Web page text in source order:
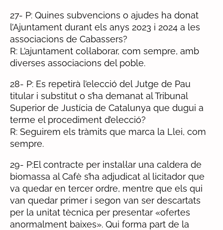
27- P: Quines subvencions o ajudes ha donat
l’Ajuntament durant els anys 2023 i 2024 a les
associacions de Cabassers?
R: L’ajuntament col·laborar, com sempre, amb
diverses associacions del poble.
28- P: Es repetirà l’elecció del Jutge de Pau
titular i substitut o s’ha demanat al Tribunal
Superior de Justícia de Catalunya que dugui a
terme el procediment d’elecció?
R: Seguirem els tràmits que marca la Llei, com
sempre.
29- P:El contracte per instal·lar una caldera de
biomassa al Cafè s’ha adjudicat al licitador que
va quedar en tercer ordre, mentre que els qui
van quedar primer i segon van ser descartats
per la unitat tècnica per presentar «ofertes
anormalment baixes». Qui forma part de la